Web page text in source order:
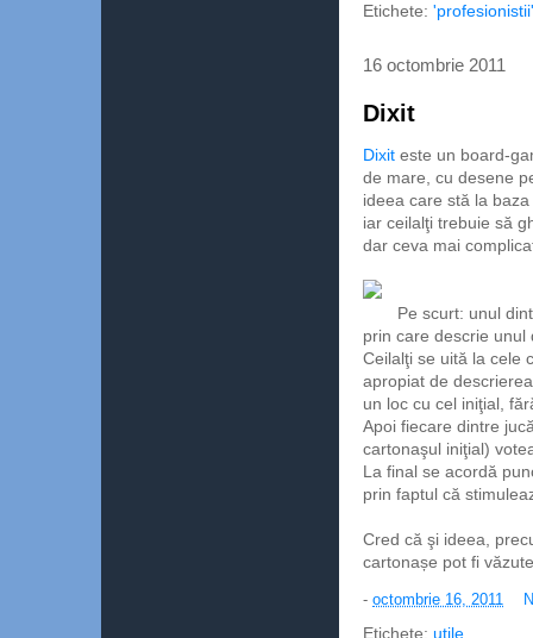
Etichete: 'profesionistii'
16 octombrie 2011
Dixit
Dixit este un board-
de mare, cu desene
ideea care stă la
iar ceilalţi trebuie să
dar ceva mai
Pe scurt: unul
prin care descrie
Ceilalţi se uită la cele
apropiat de
un loc cu cel iniţial,
Apoi fiecare dintre
cartonaşul iniţial)
La final se acordă
prin faptul că
Cred că şi ideea,
cartonașe pot fi
- octombrie 16, 2011
Etichete: utile